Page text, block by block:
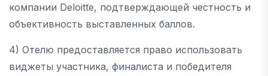
компании Deloitte, подтверждающей честность и
объективность выставленных баллов.
4) Отелю предоставляется право использовать
виджеты участника, финалиста и победителя